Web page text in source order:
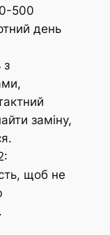
500
день
з
заміну,
щоб не